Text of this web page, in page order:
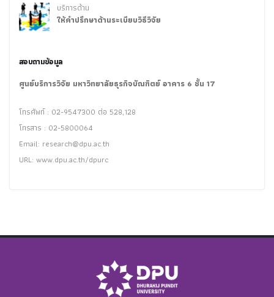
บริการด้าน
ให้คำปรึกษาด้านระเบียบวิธีวิจัย
สอบถามข้อมูล
ศูนย์บริการวิจัย มหาวิทยาลัยธุรกิจบัณฑิตย์ อาคาร 6 ชั้น 17
โทรศัพท์ : 02-9547300 ต่อ 528,128
โทรสาร : 02-5800064
Email: research@dpu.ac.th
URL: www.dpu.ac.th/dpurc